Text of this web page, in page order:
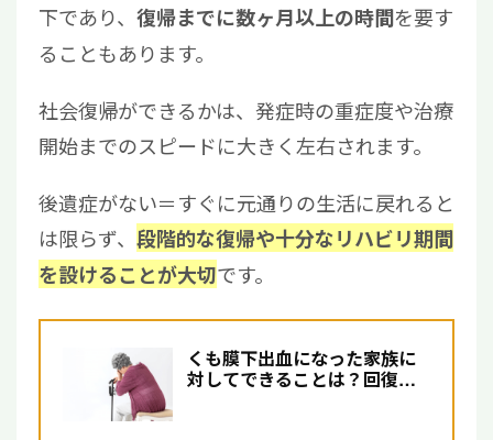
下であり、 復帰までに数ヶ月以上の時間を要す
ることもあります。
社会復帰ができるかは、発症時の重症度や治療
開始までのスピードに大きく左右されます。
後遺症がない＝すぐに元通りの生活に戻れると
は限らず、 段階的な復帰や十分なリハビリ期間
を設けることが大切です。
くも膜下出血になった家族に
対してできることは？回復過